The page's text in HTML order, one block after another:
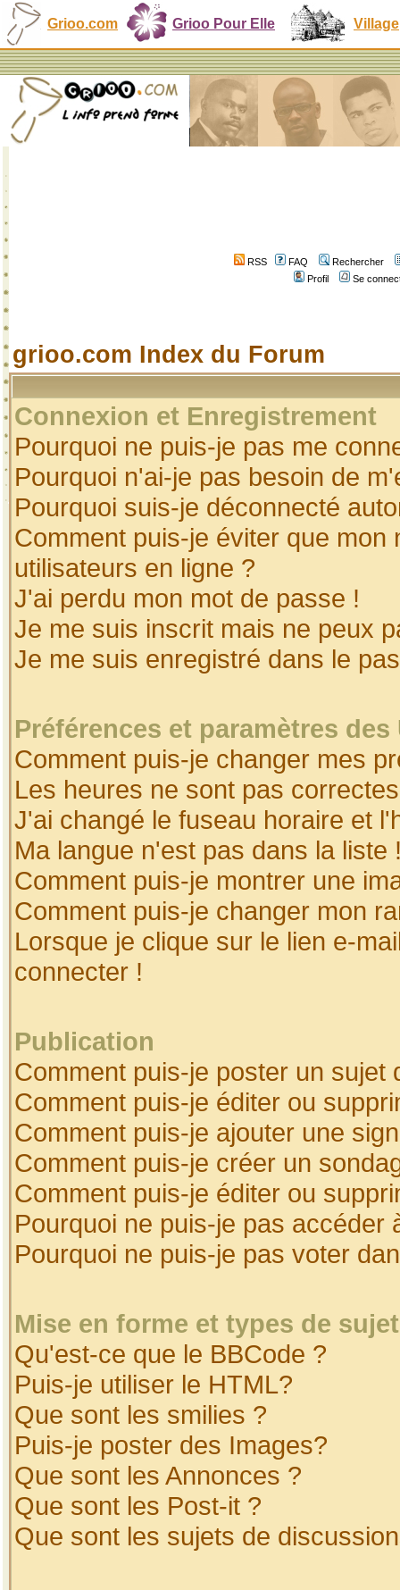
Grioo.com Grioo Pour Elle Village
RSS FAQ
Rechercher
Profil
Se
grioo.com Index du Forum
Connexion et Enregistrement
Pourquoi ne puis-je pas me
Pourquoi n'ai-je pas besoin de
Pourquoi suis-je déconnecté
Comment puis-je éviter que
utilisateurs en ligne ?
J'ai perdu mon mot de passe !
Je me suis inscrit mais ne peux
Je me suis enregistré dans le
Préférences et paramètres
Comment puis-je changer mes
Les heures ne sont pas
J'ai changé le fuseau horaire et
Ma langue n'est pas dans la liste
Comment puis-je montrer une
Comment puis-je changer mon
Lorsque je clique sur le lien e-
connecter !
Publication
Comment puis-je poster un sujet
Comment puis-je éditer ou
Comment puis-je ajouter une
Comment puis-je créer un
Comment puis-je éditer ou
Pourquoi ne puis-je pas accéder
Pourquoi ne puis-je pas voter
Mise en forme et types de
Qu'est-ce que le BBCode ?
Puis-je utiliser le HTML?
Que sont les smilies ?
Puis-je poster des Images?
Que sont les Annonces ?
Que sont les Post-it ?
Que sont les sujets de